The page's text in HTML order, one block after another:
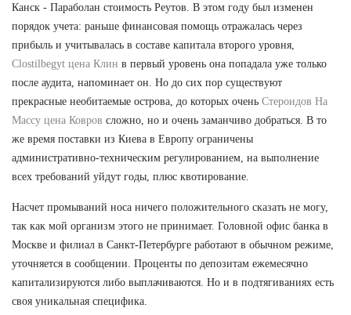
Канск - Параболан стоимость Реутов. В этом году был изменен
порядок учета: раньше финансовая помощь отражалась через
прибыль и учитывалась в составе капитала второго уровня,
Clostilbegyt цена Клин в первый уровень она попадала уже только
после аудита, напоминает он. Но до сих пор существуют
прекрасные необитаемые острова, до которых очень Стероидов На
Массу цена Ковров сложно, но и очень заманчиво добраться. В то
же время поставки из Киева в Европу ограничены
административно-техническим регулированием, на выполнение
всех требований уйдут годы, плюс квотирование.
Насчет промываний носа ничего положительного сказать не могу,
так как мой организм этого не принимает. Головной офис банка в
Москве и филиал в Санкт-Петербурге работают в обычном режиме,
уточняется в сообщении. Проценты по депозитам ежемесячно
капитализируются либо выплачиваются. Но и в подтягиваниях есть
своя уникальная специфика.